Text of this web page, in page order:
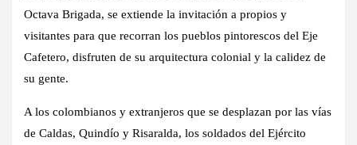
Octava Brigada, se extiende la invitación a propios y
visitantes para que recorran los pueblos pintorescos del Eje
Cafetero, disfruten de su arquitectura colonial y la calidez de
su gente.
A los colombianos y extranjeros que se desplazan por las vías
de Caldas, Quindío y Risaralda, los soldados del Ejército